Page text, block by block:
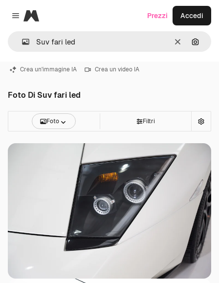
Close menu
Magnific
CancellaCerca
Prezzi Accedi
Crea un'immagine IA Crea un video IA
Foto Di Suv fari led
Foto Filtri